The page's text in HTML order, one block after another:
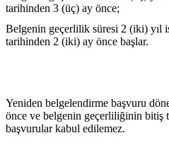
tarihinden 3 (üç) ay önce;
Belgenin geçerlilik süresi 2 (iki) yıl
tarihinden 2 (iki) ay önce başlar.
Yeniden belgelendirme başvuru
önce ve belgenin geçerliliğinin bitiş
başvurular kabul edilemez.